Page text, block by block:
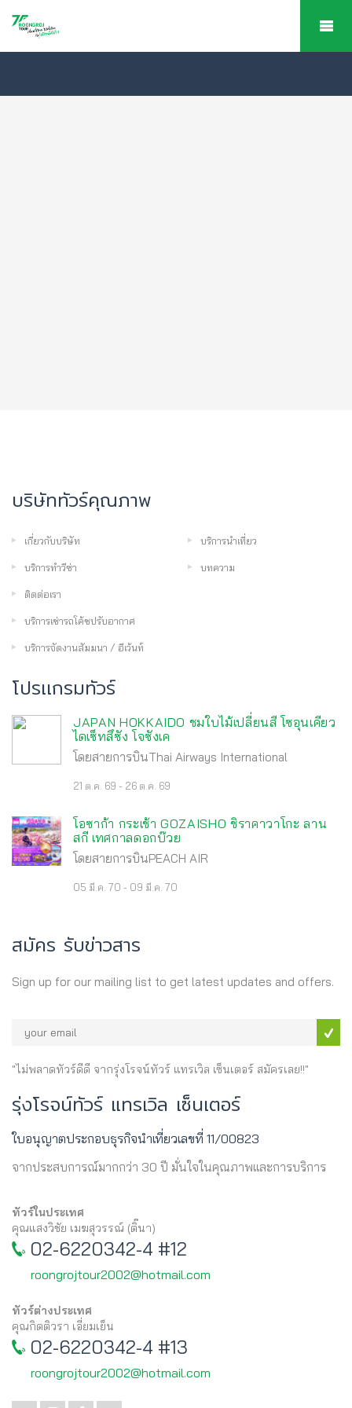
บริษัททัวร์คุณภาพ
เกี่ยวกับบริษัท บริการนำเที่ยว
บริการทำวีซ่า บทความ
ติดต่อเรา
บริการเช่ารถโค้ชปรับอากาศ
บริการจัดงานสัมมนา / อีเว้นท์
โปรเเกรมทัวร์
JAPAN HOKKAIDO ชมใบไม้เปลี่ยนสี โซอุนเคียว
ไดเซ็ทสึซัง โจซังเค
โดยสายการบินThai Airways International
21 ต.ค. 69 - 26 ต.ค. 69
โอซาก้า กระเช้า GOZAISHO ชิราคาวาโกะ ลาน
สกี เทศกาลดอกบ๊วย
โดยสายการบินPEACH AIR
05 มี.ค. 70 - 09 มี.ค. 70
สมัคร รับข่าวสาร
Sign up for our mailing list to get latest updates and offers.
"ไม่พลาดทัวร์ดีดี จากรุ่งโรจน์ทัวร์ แทรเวิล เซ็นเตอร์ สมัครเลย!!"
รุ่งโรจน์ทัวร์ แทรเวิล เซ็นเตอร์
ใบอนุญาตประกอบธุรกิจนำเที่ยวเลขที่ 11/00823
จากประสบการณ์มากกว่า 30 ปี มั่นใจในคุณภาพและการบริการ
ทัวร์ในประเทศ
คุณแสงวิชัย เมฆสุวรรณ์ (ติ๊นา)
02-6220342-4 #12
roongrojtour2002@hotmail.com
ทัวร์ต่างประเทศ
คุณกิตติวรา เอี่ยมเย็น
02-6220342-4 #13
roongrojtour2002@hotmail.com